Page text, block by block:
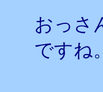
おっさ
ですね。